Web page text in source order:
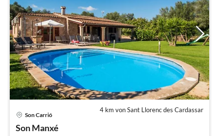
4 km von Sant Llorenc des Cardassar
Son Carrió
Son Manxé